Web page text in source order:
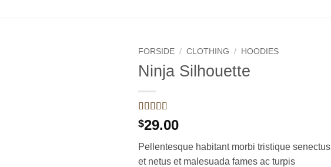
FORSIDE / CLOTHING / HOODIES
Ninja Silhouette
Bedømt
som4ud
baseret på
5
kundebedømmelser
$29.00
Pellentesque habitant morbi tristique senectus
et netus et malesuada fames ac turpis